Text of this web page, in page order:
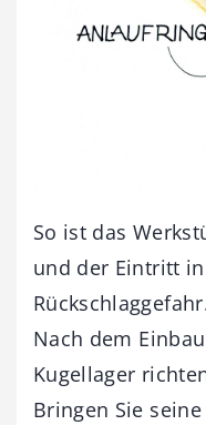
So ist das
und der Eintritt
Nach dem
Kugellager
Bringen Sie